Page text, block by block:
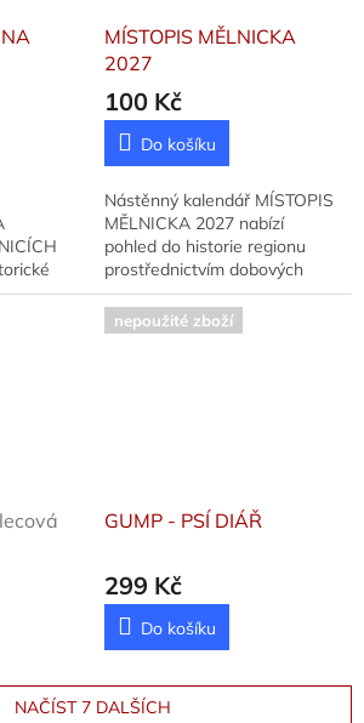
MÍSTOPIS MĚLNICKA
2027
100 Kč
Do košíku
Nástěnný kalendář MÍSTOPIS
MĚLNICKA 2027 nabízí
pohled do historie regionu
prostřednictvím dobových
fotografií. Nakladatel:
Kalousková, Vydáno: 2026.
nepoužité zboží
GUMP - PSÍ DIÁŘ
299 Kč
Do košíku
NAČÍST 7 DALŠÍCH